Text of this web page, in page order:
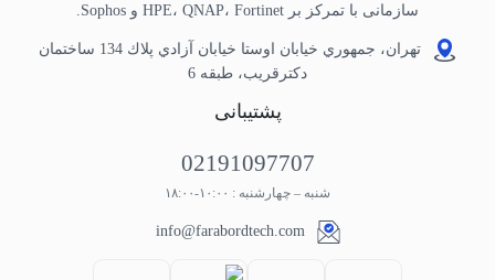
سازمانی با تمرکز بر HPE، QNAP، Fortinet و Sophos.
تهران، جمهوري خيابان اوستا خيابان آزادي پلاك 134 ساختمان
دكترقريب، طبقه 6
پشتیبانی
02191097707
شنبه – چهارشنبه : ۱۰:۰۰-۱۸:۰۰
info@farabordtech.com